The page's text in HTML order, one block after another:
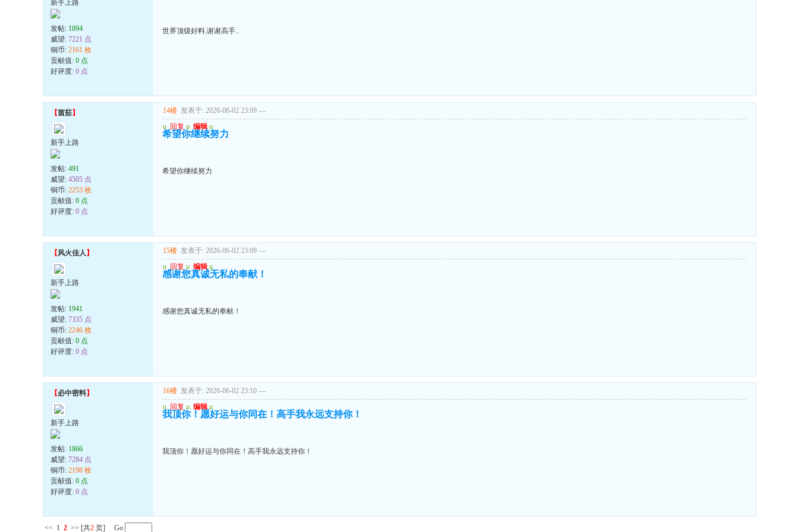
新手上路
发帖: 1894
威望: 7221 点
铜币: 2161 枚
贡献值: 0 点
好评度: 0 点
世界顶级好料,谢谢高手..
【茵茹】
新手上路
发帖: 491
威望: 4505 点
铜币: 2253 枚
贡献值: 0 点
好评度: 0 点
14楼 发表于: 2026-06-02 23:09 ---
u 回复 u 编辑 u
希望你继续努力
希望你继续努力
【风火佳人 】
新手上路
发帖: 1941
威望: 7335 点
铜币: 2246 枚
贡献值: 0 点
好评度: 0 点
15楼 发表于: 2026-06-02 23:09 ---
u 回复 u 编辑 u
感谢您真诚无私的奉献！
感谢您真诚无私的奉献！
【必中密料】
新手上路
发帖: 1866
威望: 7284 点
铜币: 2198 枚
贡献值: 0 点
好评度: 0 点
16楼 发表于: 2026-06-02 23:10 ---
u 回复 u 编辑 u
我顶你！愿好运与你同在！高手我永远支持你！
我顶你！愿好运与你同在！高手我永远支持你！
<< 1 2 >> [共2 页] Go